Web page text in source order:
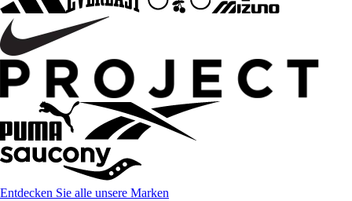
Entdecken Sie alle unsere Marken